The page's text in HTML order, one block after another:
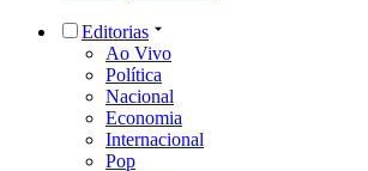
Editorias
Ao Vivo
Política
Nacional
Economia
Internacional
Pop